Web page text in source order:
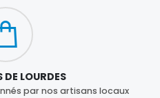
DE LOURDES
par nos artisans locaux